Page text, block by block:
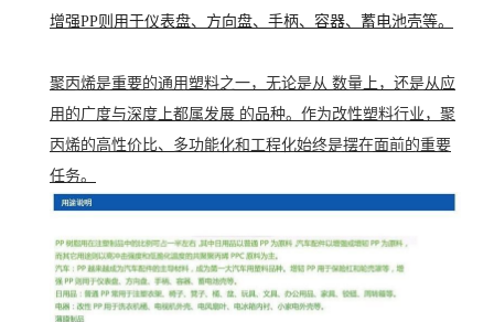
增强PP则用于仪表盘、方向盘、手柄、容器、蓄电池壳等。
聚丙烯是重要的通用塑料之一，无论是从 数量上，还是从应
用的广度与深度上都属发展 的品种。作为改性塑料行业，聚
丙烯的高性价比、多功能化和工程化始终是摆在面前的重要
任务。